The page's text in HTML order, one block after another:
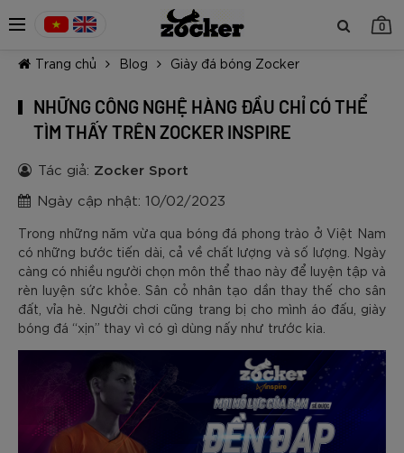
0
Trang chủ Blog Giày đá bóng Zocker
NHỮNG CÔNG NGHỆ HÀNG ĐẦU CHỈ CÓ THỂ
TÌM THẤY TRÊN ZOCKER INSPIRE
Tác giả: Zocker Sport
Ngày cập nhật: 10/02/2023
Trong những năm vừa qua bóng đá phong trào ở Việt Nam
có những bước tiến dài, cả về chất lượng và số lượng. Ngày
càng có nhiều người chọn môn thể thao này để luyện tập và
rèn luyện sức khỏe. Sân cỏ nhân tạo dần thay thế cho sân
đất, vỉa hè. Người chơi cũng trang bị cho mình áo đấu, giày
bóng đá “xịn” thay vì có gì dùng nấy như trước kia.